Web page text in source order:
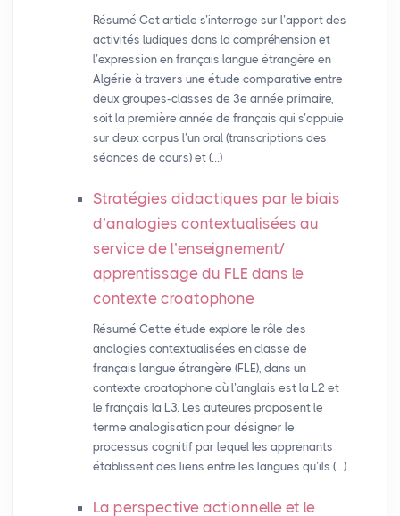
Résumé Cet article s’interroge sur l’apport des
activités ludiques dans la compréhension et
l’expression en français langue étrangère en
Algérie à travers une étude comparative entre
deux groupes-classes de 3e année primaire,
soit la première année de français qui s’appuie
sur deux corpus l’un oral (transcriptions des
séances de cours) et (…)
Stratégies didactiques par le biais
d’analogies contextualisées au
service de l’enseignement/
apprentissage du FLE dans le
contexte croatophone
Résumé Cette étude explore le rôle des
analogies contextualisées en classe de
français langue étrangère (FLE), dans un
contexte croatophone où l’anglais est la L2 et
le français la L3. Les auteures proposent le
terme analogisation pour désigner le
processus cognitif par lequel les apprenants
établissent des liens entre les langues qu’ils (…)
La perspective actionnelle et le